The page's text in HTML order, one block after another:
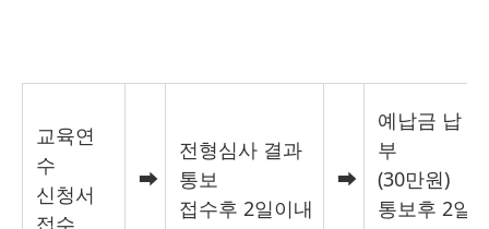
교육연
수
신청서
접수
➡
전형심사 결과
통보
접수후 2일이내
➡
예납금 납
부
(30만원)
통보후 2일